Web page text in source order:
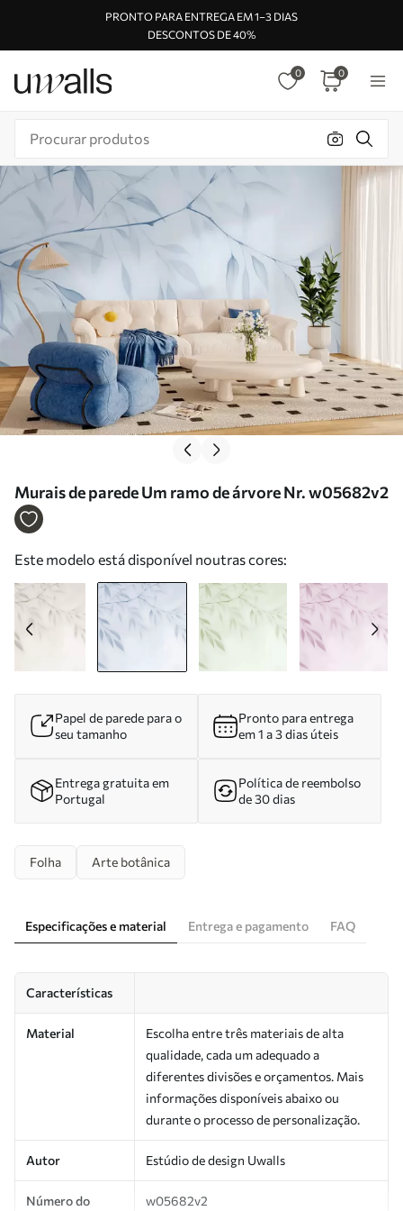
PRONTO PARA ENTREGA EM 1–3 DIAS
DESCONTOS DE 40%
0 0
Murais de parede Um ramo de árvore Nr. w05682v2
Este modelo está disponível noutras cores:
Papel de parede para o
seu tamanho
Pronto para entrega
em 1 a 3 dias úteis
Entrega gratuita em
Portugal
Política de reembolso
de 30 dias
Folha Arte botânica
Especificações e material Entrega e pagamento FAQ
Características
Material
Escolha entre três materiais de alta
qualidade, cada um adequado a
diferentes divisões e orçamentos. Mais
informações disponíveis abaixo ou
durante o processo de personalização.
Autor Estúdio de design Uwalls
Número do
w05682v2